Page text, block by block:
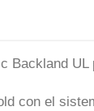
Backland
con el